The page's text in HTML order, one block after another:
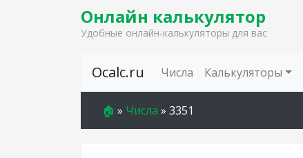
Онлайн калькулятор
Удобные онлайн-калькуляторы для вас
Ocalc.ru Числа Калькуляторы
🏠 » Числа » 3351